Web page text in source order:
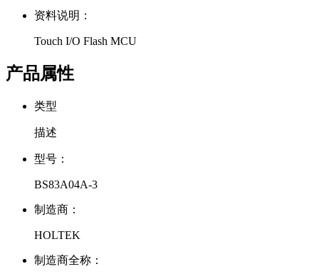
资料说明：
Touch I/O Flash MCU
产品属性
类型
描述
型号：
BS83A04A-3
制造商：
HOLTEK
制造商全称：